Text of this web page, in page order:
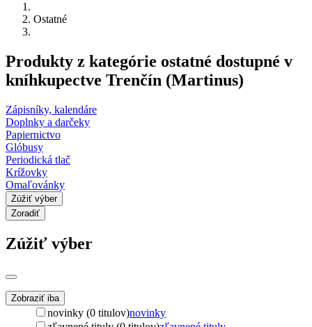
Ostatné
Produkty z kategórie ostatné dostupné v
kníhkupectve Trenčín (Martinus)
Zápisníky, kalendáre
Doplnky a darčeky
Papiernictvo
Glóbusy
Periodická tlač
Krížovky
Omaľovánky
Zúžiť výber
Zoradiť
Zúžiť výber
Zobraziť iba
novinky (0 titulov)novinky